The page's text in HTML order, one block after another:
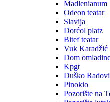
Madlenianum
Odeon teatar
Slavija
Dorćol platz
Bitef teatar
Vuk Karadžić
Dom
Kpgt
Duško
Pinokio
Pozorište na